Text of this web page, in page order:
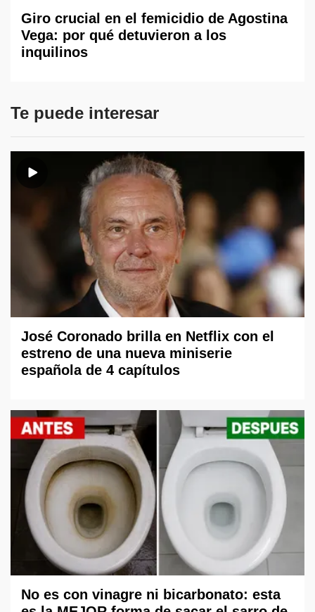
Giro crucial en el femicidio de Agostina
Vega: por qué detuvieron a los
inquilinos
Te puede interesar
José Coronado brilla en Netflix con el
estreno de una nueva miniserie
española de 4 capítulos
No es con vinagre ni bicarbonato: esta